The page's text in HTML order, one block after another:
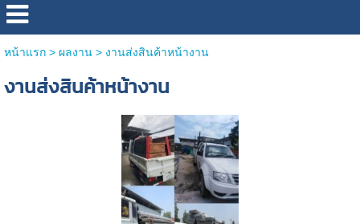
หน้าแรก> ผลงาน> งานส่งสินค้าหน้างาน
งานส่งสินค้าหน้างาน